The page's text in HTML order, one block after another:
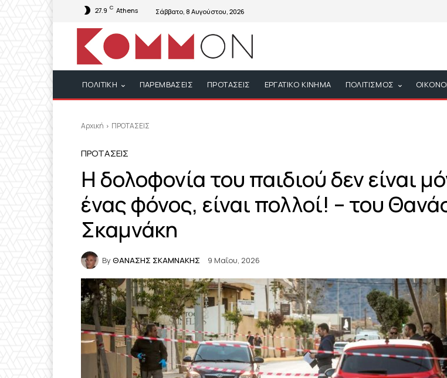
27.9 C Athens Σάββατο, 8 Αυγούστου, 2026
ΠΟΛΙΤΙΚΗ ΠΑΡΕΜΒΑΣΕΙΣ ΠΡΟΤΑΣΕΙΣ ΕΡΓΑΤΙΚΟ ΚΙΝΗΜΑ ΠΟΛΙΤΙΣΜΟΣ
Αρχική ΠΡΟΤΑΣΕΙΣ
ΠΡΟΤΑΣΕΙΣ
Η δολοφονία του παιδιού δεν είναι
ένας φόνος, είναι πολλοί! – του
Σκαμνάκη
ByΘΑΝΑΣΗΣ ΣΚΑΜΝΑΚΗΣ 9 Μαΐου, 2026